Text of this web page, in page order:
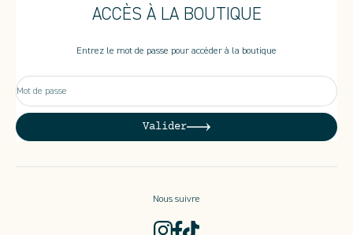
ACCÈS À LA BOUTIQUE
Entrez le mot de passe pour accéder à la boutique
Mot de passe
Valider
Nous suivre